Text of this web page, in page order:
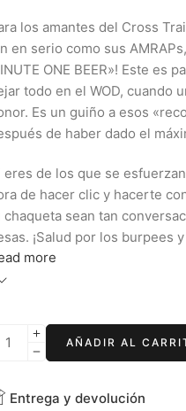
los amantes del Cross
en serio como sus
ONE BEER»! Este es
todo en el WOD, cuando
Es un guiño a esos
de haber dado el
eres de los que se
de hacer clic y hacerte
chaqueta sean tan
¡Salud por los burpees
more
AÑADIR AL
Entrega y devolución